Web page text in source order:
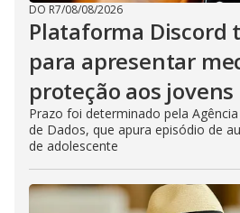
DO R7/08/08/2026
Plataforma Discord
para apresentar
proteção aos jovens
Prazo foi determinado pela
de Dados, que apura episódio de
de adolescente